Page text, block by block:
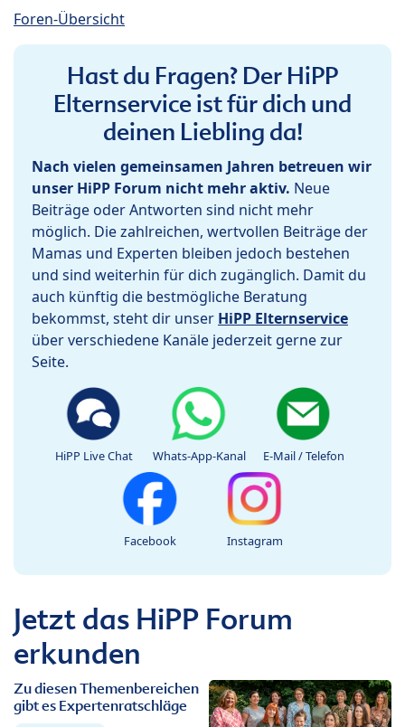
Foren-Übersicht
Hast du Fragen? Der HiPP
Elternservice ist für dich und
deinen Liebling da!
Nach vielen gemeinsamen Jahren betreuen wir
unser HiPP Forum nicht mehr aktiv. Neue
Beiträge oder Antworten sind nicht mehr
möglich. Die zahlreichen, wertvollen Beiträge der
Mamas und Experten bleiben jedoch bestehen
und sind weiterhin für dich zugänglich. Damit du
auch künftig die bestmögliche Beratung
bekommst, steht dir unser HiPP Elternservice
über verschiedene Kanäle jederzeit gerne zur
Seite.
HiPP Live Chat Whats-App-Kanal E-Mail / Telefon
Facebook Instagram
Jetzt das HiPP Forum
erkunden
Zu diesen Themenbereichen
gibt es Expertenratschläge